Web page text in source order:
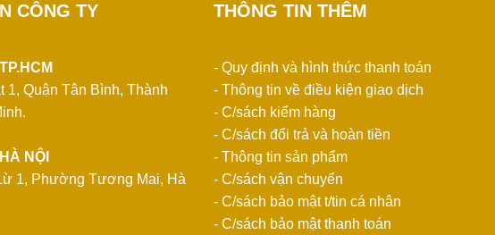
CÔNG TY
1, Quận Tân Bình, Thành
NỘI
1, Phường Tương Mai, Hà
THÔNG TIN THÊM
- Quy định và hình thức thanh toán
- Thông tin về điều kiện giao dịch
- C/sách kiểm hàng
- C/sách đổi trả và hoàn tiền
- Thông tin sản phẩm
- C/sách vận chuyển
- C/sách bảo mật t/tin cá nhân
- C/sách bảo mật thanh toán